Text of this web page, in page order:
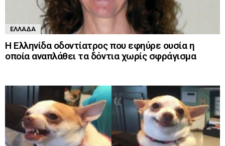
ΕΛΛΆΔΑ
Η Ελληνίδα οδοντίατρος που εφηύρε ουσία η
οποία αναπλάθει τα δόντια χωρίς σφράγισμα